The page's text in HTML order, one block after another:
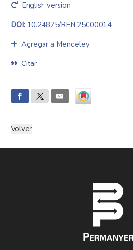
English version
DOI: 10.24875/REN.25000014
Agregar a Mendeley
Citar